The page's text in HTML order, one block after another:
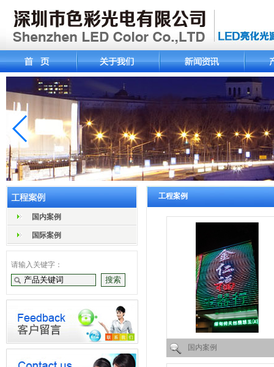
国内案例
国际案例
请输入关键字：
工程案例
国内案例